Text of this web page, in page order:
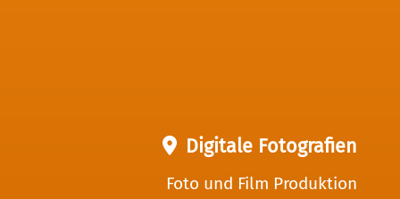
Digitale Fotografien
Foto und Film Produktion